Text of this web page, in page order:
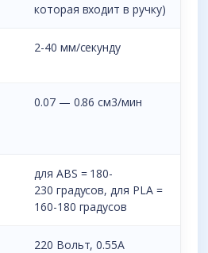
которая входит в ручку)
2-40 мм/секунду
0.07 — 0.86 см3/мин
для ABS = 180-
230 градусов, для PLA =
160-180 градусов
220 Вольт, 0.55A